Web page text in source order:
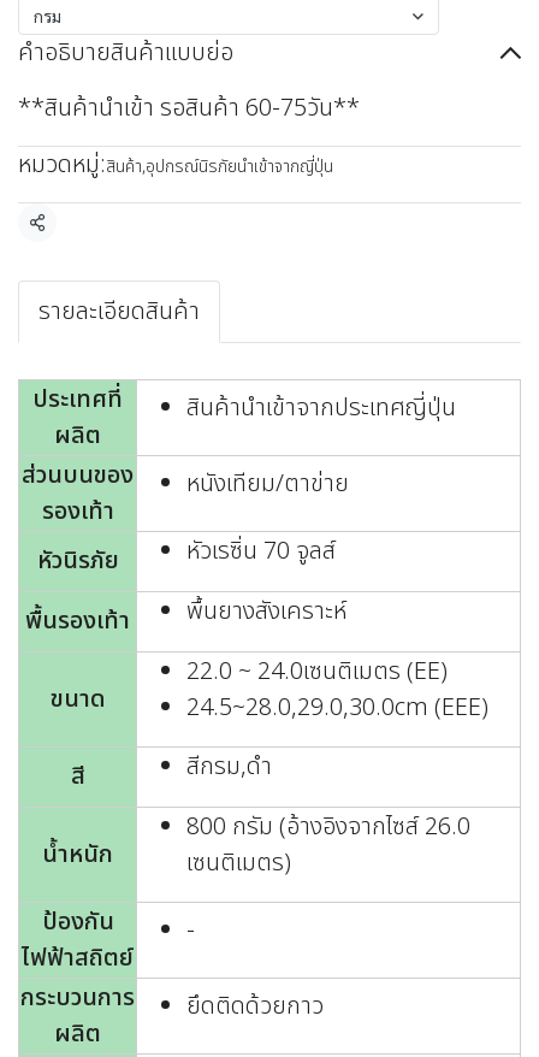
กรม
คำอธิบายสินค้าแบบย่อ
**สินค้านำเข้า รอสินค้า 60-75วัน**
หมวดหมู่:สินค้า,อุปกรณ์นิรภัยนำเข้าจากญี่ปุ่น
แชร์
รายละเอียดสินค้า
ประเทศที่
ผลิต
สินค้านำเข้าจากประเทศญี่ปุ่น
ส่วนบนของ
รองเท้า
หนังเทียม/ตาข่าย
หัวนิรภัย
หัวเรซิ่น 70 จูลส์
พื้นรองเท้า
พื้นยางสังเคราะห์
ขนาด
22.0 ~ 24.0เซนติเมตร (EE)
24.5~28.0,29.0,30.0cm (EEE)
สี
สีกรม,ดำ
น้ำหนัก
800 กรัม (อ้างอิงจากไซส์ 26.0
เซนติเมตร)
ป้องกัน
ไฟฟ้าสถิตย์
-
กระบวนการ
ผลิต
ยึดติดด้วยกาว